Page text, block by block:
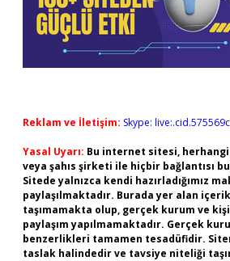
Reklam ve İletişim: Skype:
Yasal Uyarı: Bu internet sitesi,
veya şahıs şirketi ile hiçbir bağlantısı
Sitede yalnızca kendi hazırladığımız
paylaşılmaktadır. Burada yer alan
taşımamakta olup, gerçek kurum ve
paylaşım yapılmamaktadır. Gerçek
benzerlikleri tamamen tesadüfidir.
taslak halindedir ve tavsiye niteliği